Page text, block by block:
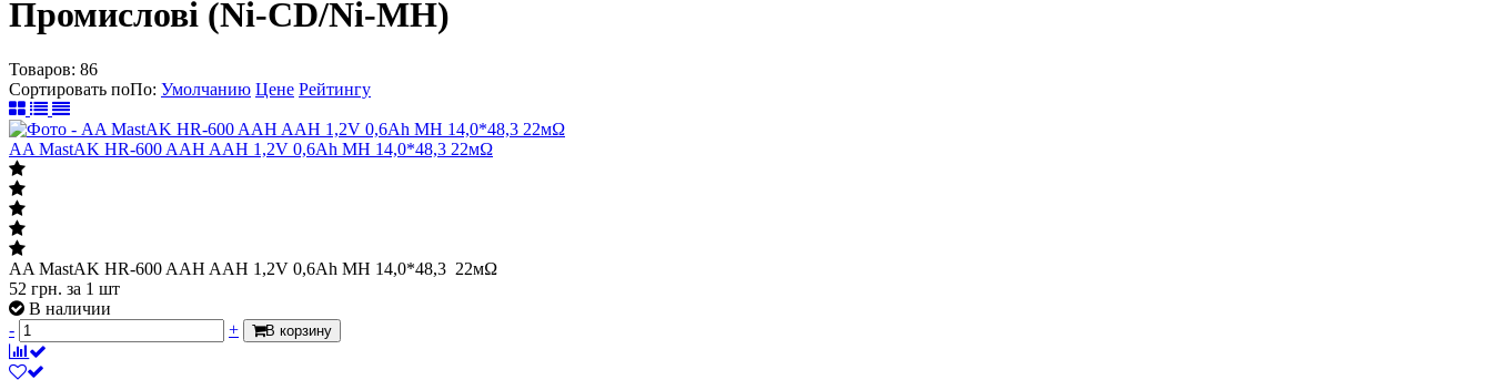
Промислові (Ni-CD/Ni-MH)
Товаров: 86
Сортировать поПо: Умолчанию Цене Рейтингу
AA MastAK HR-600 AAH AAH 1,2V 0,6Ah MH 14,0*48,3 22мΩ
AA MastAK HR-600 AAH AAH 1,2V 0,6Ah MH 14,0*48,3 22мΩ
52 грн. за 1 шт
В наличии
-
+ В корзину